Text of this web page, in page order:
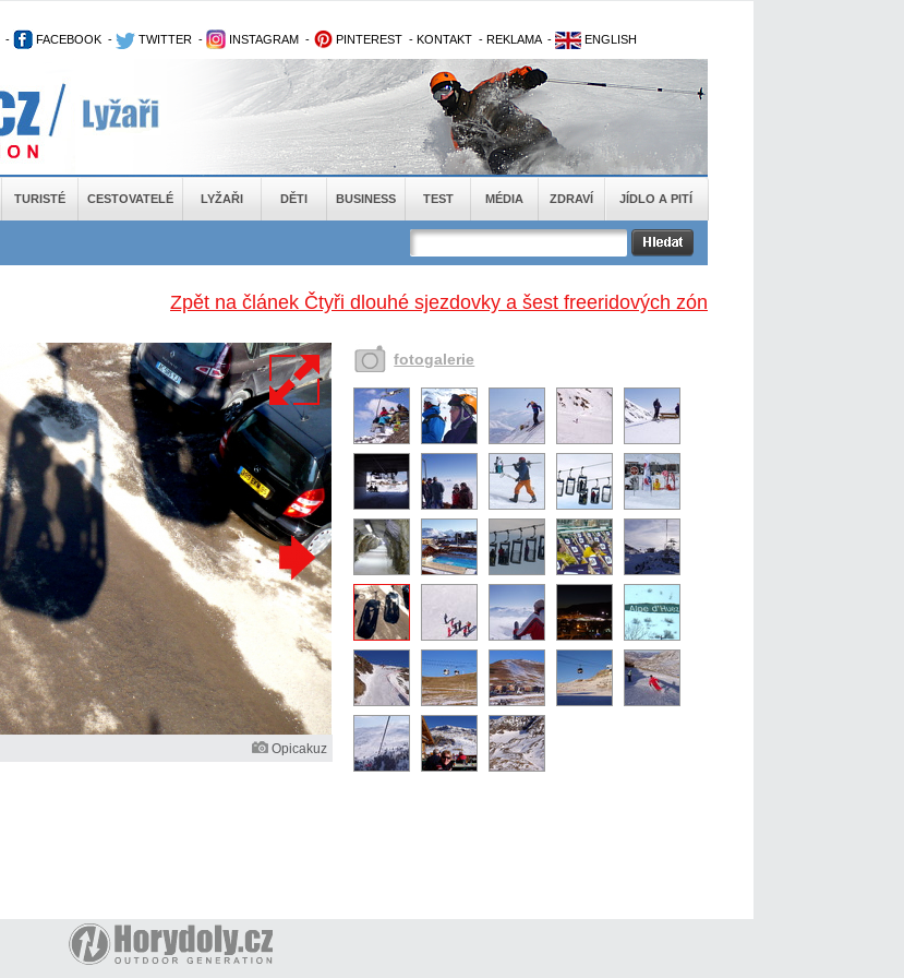
- FACEBOOK - TWITTER - INSTAGRAM - PINTEREST - KONTAKT - REKLAMA - ENGLISH
TURISTÉ CESTOVATELÉ LYŽAŘI DĚTI BUSINESS TEST MÉDIA ZDRAVÍ JÍDLO A PITÍ
Zpět na článek Čtyři dlouhé sjezdovky a šest freeridových zón
Opicakuz
fotogalerie